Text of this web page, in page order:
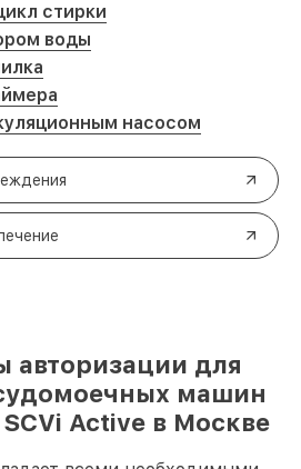
стирки
воды
насосом
авторизации для
машин
Active в Москве